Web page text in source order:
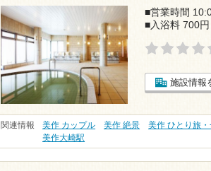
■営業時間
■入浴料 700円
施設情報
関連情報 美作 カップル 美作 絶景 美作 ひとり旅
美作大崎駅